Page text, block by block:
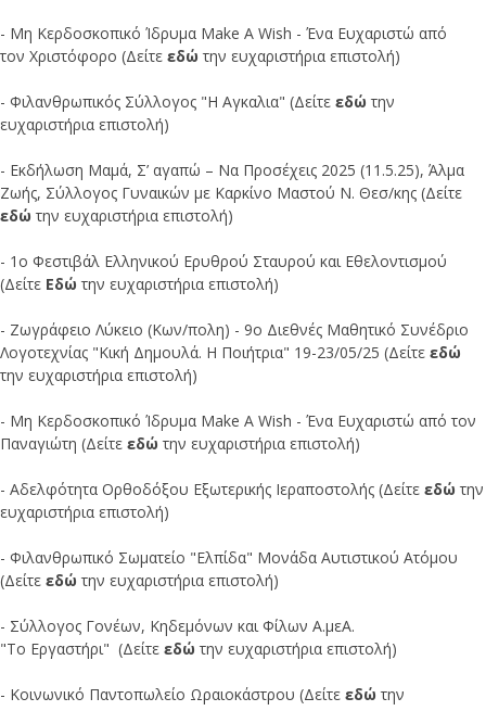
- Μη Κερδοσκοπικό Ίδρυμα Make A Wish - Ένα Ευχαριστώ από
τον Χριστόφορο (Δείτε εδώ την ευχαριστήρια επιστολή)
- Φιλανθρωπικός Σύλλογος "Η Αγκαλια" (Δείτε εδώ την
ευχαριστήρια επιστολή)
- Εκδήλωση Μαμά, Σ’ αγαπώ – Να Προσέχεις 2025 (11.5.25), Άλμα
Ζωής, Σύλλογος Γυναικών με Καρκίνο Μαστού Ν. Θεσ/κης (Δείτε
εδώ την ευχαριστήρια επιστολή)
- 1ο Φεστιβάλ Ελληνικού Ερυθρού Σταυρού και Εθελοντισμού
(Δείτε Εδώ την ευχαριστήρια επιστολή)
- Ζωγράφειο Λύκειο (Κων/πολη) - 9ο Διεθνές Μαθητικό Συνέδριο
Λογοτεχνίας "Κική Δημουλά. Η Ποιήτρια" 19-23/05/25 (Δείτε εδώ
την ευχαριστήρια επιστολή)
- Μη Κερδοσκοπικό Ίδρυμα Make A Wish - Ένα Ευχαριστώ από τον
Παναγιώτη (Δείτε εδώ την ευχαριστήρια επιστολή)
- Αδελφότητα Ορθοδόξου Εξωτερικής Ιεραποστολής (Δείτε εδώ την
ευχαριστήρια επιστολή)
- Φιλανθρωπικό Σωματείο "Ελπίδα" Μονάδα Αυτιστικού Ατόμου
(Δείτε εδώ την ευχαριστήρια επιστολή)
- Σύλλογος Γονέων, Κηδεμόνων και Φίλων Α.μεΑ.
"Το Εργαστήρι" (Δείτε εδώ την ευχαριστήρια επιστολή)
- Κοινωνικό Παντοπωλείο Ωραιοκάστρου (Δείτε εδώ την